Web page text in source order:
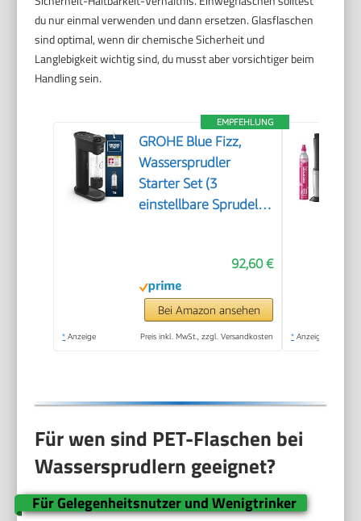
du nur einmal verwenden und dann ersetzen. Glasflaschen
sind optimal, wenn dir chemische Sicherheit und
Langlebigkeit wichtig sind, du musst aber vorsichtiger beim
Handling sein.
EMPFEHLUNG
GROHE Blue Fizz,
Wassersprudler
Starter Set (3
einstellbare Sprudel-
Wasserflasche +
Reinigungspulver),
schwarz, 31943K00
92,60 €
Bei Amazon ansehen
* Anzeige Preis inkl. MwSt., zzgl. Versandkosten * Anzeige
Für wen sind PET-Flaschen bei
Wassersprudlern geeignet?
Für Gelegenheitsnutzer und Wenigtrinker